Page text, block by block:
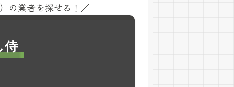
の業者を探せる！／
侍